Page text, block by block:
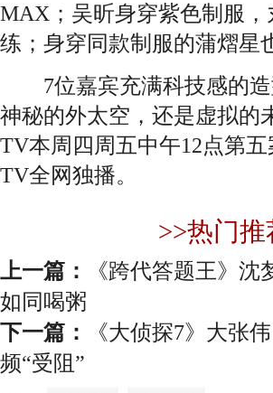
MAX；吴昕身穿紫色制服
练；身穿同款制服的蒲熠星
7位嘉宾充满科技感的造
神秘的外太空，还是虚拟的
TV本周四周五中午12点第
TV全网独播。
>>热门
上一篇：
《跨代答题王》
如同喝粥
下一篇：
《大侦探7》大张
频“受阻”